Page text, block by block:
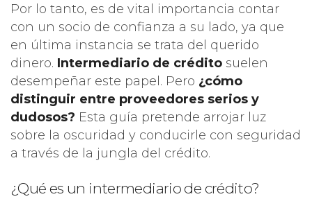
Por lo tanto, es de vital importancia contar
con un socio de confianza a su lado, ya que
en última instancia se trata del querido
dinero. Intermediario de crédito suelen
desempeñar este papel. Pero ¿cómo
distinguir entre proveedores serios y
dudosos? Esta guía pretende arrojar luz
sobre la oscuridad y conducirle con seguridad
a través de la jungla del crédito.
¿Qué es un intermediario de crédito?